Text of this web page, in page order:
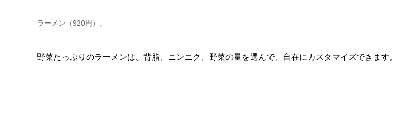
ラーメン（920円）。
野菜たっぷりのラーメンは、背脂、ニンニク、野菜の量を選んで、自在にカスタマイズできます。